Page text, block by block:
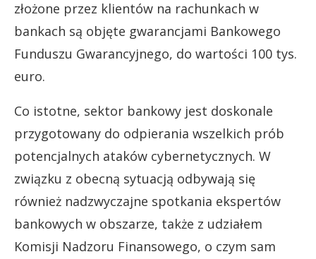
złożone przez klientów na rachunkach w
bankach są objęte gwarancjami Bankowego
Funduszu Gwarancyjnego, do wartości 100 tys.
euro.
Co istotne, sektor bankowy jest doskonale
przygotowany do odpierania wszelkich prób
potencjalnych ataków cybernetycznych. W
związku z obecną sytuacją odbywają się
również nadzwyczajne spotkania ekspertów
bankowych w obszarze, także z udziałem
Komisji Nadzoru Finansowego, o czym sam